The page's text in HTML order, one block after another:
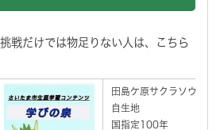
戦だけでは物足りない人は、こちら
田島ケ原サクラソウ
自生地
国指定100年